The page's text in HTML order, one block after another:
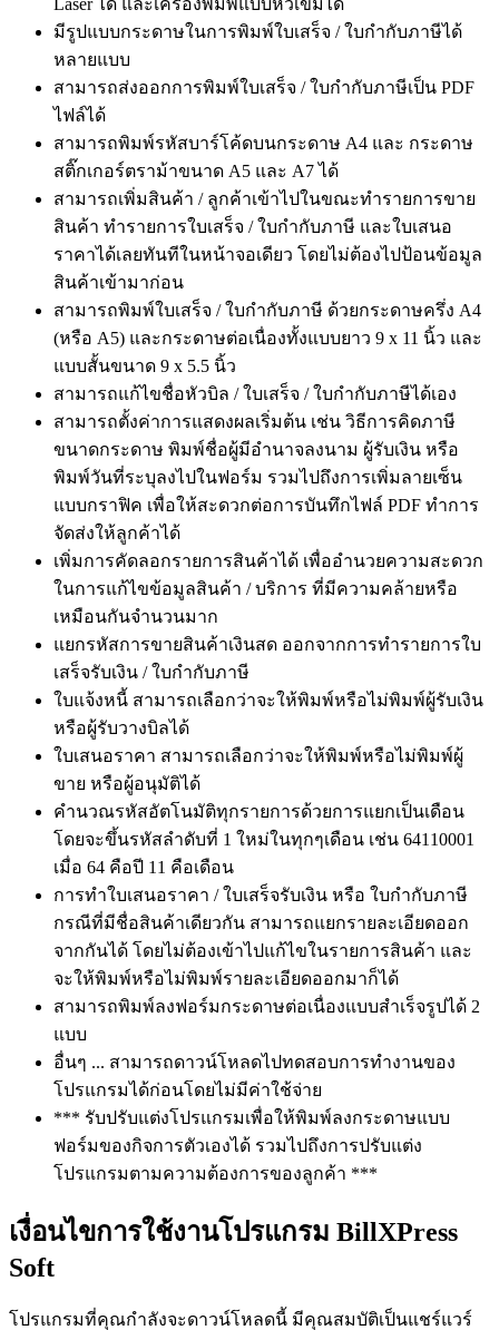
Laser ได้ และเครื่องพิมพ์แบบหัวเข็มได้
มีรูปแบบกระดาษในการพิมพ์ใบเสร็จ / ใบกำกับภาษีได้
หลายแบบ
สามารถส่งออกการพิมพ์ใบเสร็จ / ใบกำกับภาษีเป็น PDF
ไฟล์ได้
สามารถพิมพ์รหัสบาร์โค้ดบนกระดาษ A4 และ กระดาษ
สติ๊กเกอร์ตราม้าขนาด A5 และ A7 ได้
สามารถเพิ่มสินค้า / ลูกค้าเข้าไปในขณะทำรายการขาย
สินค้า ทำรายการใบเสร็จ / ใบกำกับภาษี และใบเสนอ
ราคาได้เลยทันทีในหน้าจอเดียว โดยไม่ต้องไปป้อนข้อมูล
สินค้าเข้ามาก่อน
สามารถพิมพ์ใบเสร็จ / ใบกำกับภาษี ด้วยกระดาษครึ่ง A4
(หรือ A5) และกระดาษต่อเนื่องทั้งแบบยาว 9 x 11 นิ้ว และ
แบบสั้นขนาด 9 x 5.5 นิ้ว
สามารถแก้ไขชื่อหัวบิล / ใบเสร็จ / ใบกำกับภาษีได้เอง
สามารถตั้งค่าการแสดงผลเริ่มต้น เช่น วิธีการคิดภาษี
ขนาดกระดาษ พิมพ์ชื่อผู้มีอำนาจลงนาม ผู้รับเงิน หรือ
พิมพ์วันที่ระบุลงไปในฟอร์ม รวมไปถึงการเพิ่มลายเซ็น
แบบกราฟิค เพื่อให้สะดวกต่อการบันทึกไฟล์ PDF ทำการ
จัดส่งให้ลูกค้าได้
เพิ่มการคัดลอกรายการสินค้าได้ เพื่ออำนวยความสะดวก
ในการแก้ไขข้อมูลสินค้า / บริการ ที่มีความคล้ายหรือ
เหมือนกันจำนวนมาก
แยกรหัสการขายสินค้าเงินสด ออกจากการทำรายการใบ
เสร็จรับเงิน / ใบกำกับภาษี
ใบแจ้งหนี้ สามารถเลือกว่าจะให้พิมพ์หรือไม่พิมพ์ผู้รับเงิน
หรือผู้รับวางบิลได้
ใบเสนอราคา สามารถเลือกว่าจะให้พิมพ์หรือไม่พิมพ์ผู้
ขาย หรือผู้อนุมัติได้
คำนวณรหัสอัตโนมัติทุกรายการด้วยการแยกเป็นเดือน
โดยจะขึ้นรหัสลำดับที่ 1 ใหม่ในทุกๆเดือน เช่น 64110001
เมื่อ 64 คือปี 11 คือเดือน
การทำใบเสนอราคา / ใบเสร็จรับเงิน หรือ ใบกำกับภาษี
กรณีที่มีชื่อสินค้าเดียวกัน สามารถแยกรายละเอียดออก
จากกันได้ โดยไม่ต้องเข้าไปแก้ไขในรายการสินค้า และ
จะให้พิมพ์หรือไม่พิมพ์รายละเอียดออกมาก็ได้
สามารถพิมพ์ลงฟอร์มกระดาษต่อเนื่องแบบสำเร็จรูปได้ 2
แบบ
อื่นๆ ... สามารถดาวน์โหลดไปทดสอบการทำงานของ
โปรแกรมได้ก่อนโดยไม่มีค่าใช้จ่าย
*** รับปรับแต่งโปรแกรมเพื่อให้พิมพ์ลงกระดาษแบบ
ฟอร์มของกิจการตัวเองได้ รวมไปถึงการปรับแต่ง
โปรแกรมตามความต้องการของลูกค้า ***
เงื่อนไขการใช้งานโปรแกรม BillXPress
Soft
โปรแกรมที่คุณกำลังจะดาวน์โหลดนี้ มีคุณสมบัติเป็นแชร์แวร์